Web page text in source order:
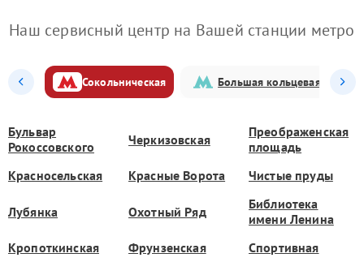
Наш сервисный центр на Вашей станции метро
Сокольническая Большая кольцевая
Бульвар
Рокоссовского
Черкизовская
Преображенская
площадь
Красносельская
Красные Ворота Чистые пруды
Лубянка Охотный Ряд
Библиотека
имени Ленина
Кропоткинская
Фрунзенская
Спортивная